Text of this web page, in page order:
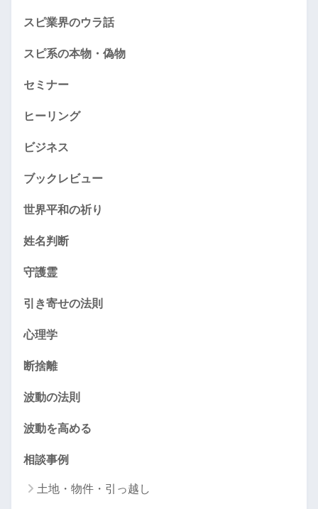
スピ業界のウラ話
スピ系の本物・偽物
セミナー
ヒーリング
ビジネス
ブックレビュー
世界平和の祈り
姓名判断
守護霊
引き寄せの法則
心理学
断捨離
波動の法則
波動を高める
相談事例
土地・物件・引っ越し